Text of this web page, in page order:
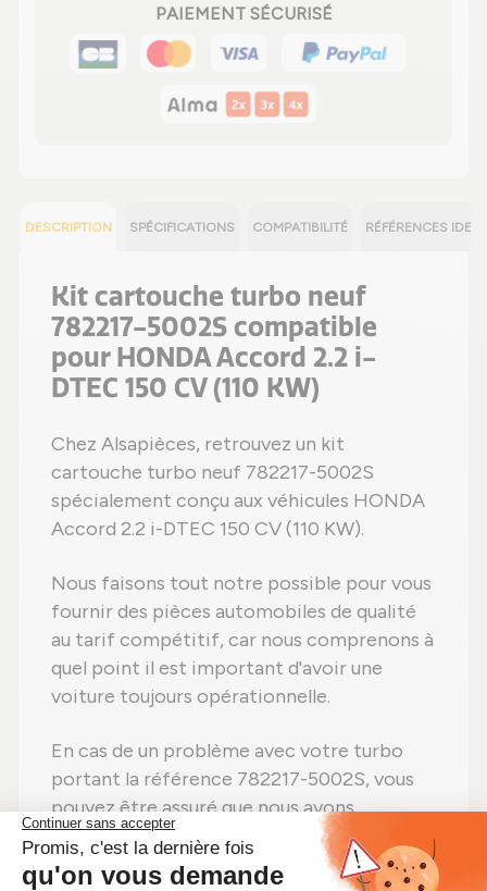
PAIEMENT SÉCURISÉ
DESCRIPTION SPÉCIFICATIONS COMPATIBILITÉ RÉFÉRENCES
Kit cartouche turbo neuf
782217-5002S compatible
pour HONDA Accord 2.2 i-
DTEC 150 CV (110 KW)
Chez Alsapièces, retrouvez un kit
cartouche turbo neuf 782217-5002S
spécialement conçu aux véhicules HONDA
Accord 2.2 i-DTEC 150 CV (110 KW).
Nous faisons tout notre possible pour vous
fournir des pièces automobiles de qualité
au tarif compétitif, car nous comprenons à
quel point il est important d'avoir une
voiture toujours opérationnelle.
En cas de un problème avec votre turbo
portant la référence 782217-5002S, vous
pouvez être assuré que nous avons
disponible immédiatement le kit turbo
pour HONDA Accord 2.2 i-DTEC 150 CV